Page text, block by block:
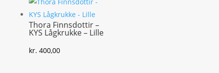
Thora Finnsdottir –
KYS Lågkrukke – Lille
kr. 400,00